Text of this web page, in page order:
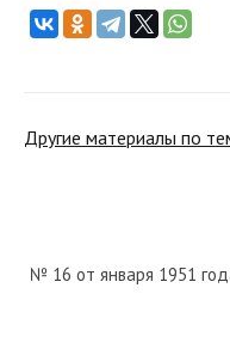
Другие материалы по
№ 16 от января 1951